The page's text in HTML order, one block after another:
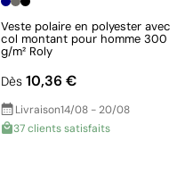
Veste polaire en polyester avec
col montant pour homme 300
g/m² Roly
Dès 10,36 €
Livraison14/08 - 20/08
37 clients satisfaits